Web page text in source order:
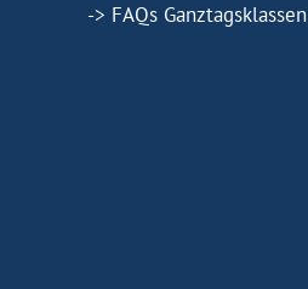
-> FAQs Ganztagsklassen